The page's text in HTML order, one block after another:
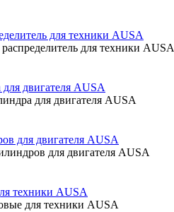
для техники AUSA
для техники AUSA
двигателя AUSA
для двигателя AUSA
для двигателя AUSA
для двигателя AUSA
техники AUSA
для техники AUSA